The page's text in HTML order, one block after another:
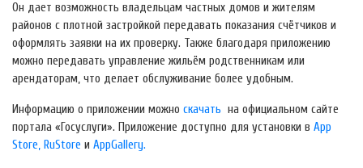
Он дает возможность владельцам частных домов и жителям
районов с плотной застройкой передавать показания счётчиков и
оформлять заявки на их проверку. Также благодаря приложению
можно передавать управление жильём родственникам или
арендаторам, что делает обслуживание более удобным.
Информацию о приложении можно скачать на официальном сайте
портала «Госуслуги». Приложение доступно для установки в App
Store, RuStore и AppGallery.